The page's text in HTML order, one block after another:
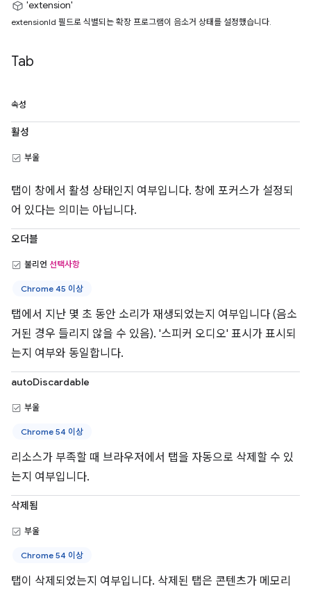
'extension'
extensionId 필드로 식별되는 확장 프로그램이 음소거 상태를 설정했습니다.
Tab
속성
활성
부울
탭이 창에서 활성 상태인지 여부입니다. 창에 포커스가 설정되
어 있다는 의미는 아닙니다.
오더블
불리언 선택사항
Chrome 45 이상
탭에서 지난 몇 초 동안 소리가 재생되었는지 여부입니다 (음소
거된 경우 들리지 않을 수 있음). '스피커 오디오' 표시가 표시되
는지 여부와 동일합니다.
autoDiscardable
부울
Chrome 54 이상
리소스가 부족할 때 브라우저에서 탭을 자동으로 삭제할 수 있
는지 여부입니다.
삭제됨
부울
Chrome 54 이상
탭이 삭제되었는지 여부입니다. 삭제된 탭은 콘텐츠가 메모리